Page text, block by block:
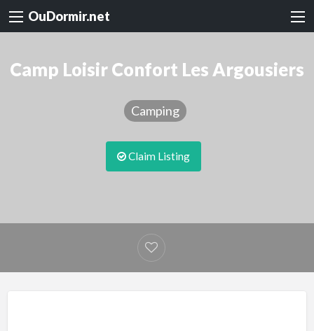
OuDormir.net
Camp Loisir Confort Les Argousiers
Camping
Claim Listing